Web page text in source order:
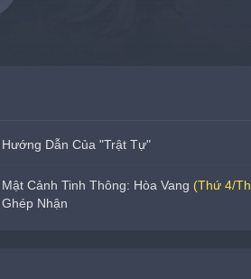
Hướng Dẫn Của "Trật Tự"
Mật Cảnh Tinh Thông: Hòa Vang (Thứ 4/
Ghép Nhận